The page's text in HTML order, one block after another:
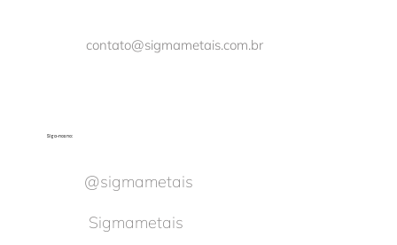
contato@sigmametais.com.br
Siga-nos no:
@sigmametais
Sigmametais